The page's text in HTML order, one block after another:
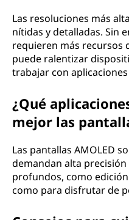
Las resoluciones más
nítidas y detalladas. Sin
requieren más recursos
puede ralentizar
trabajar con
¿Qué
mejor las
Las pantallas AMOLED
demandan alta
profundos, como
como para disfrutar de